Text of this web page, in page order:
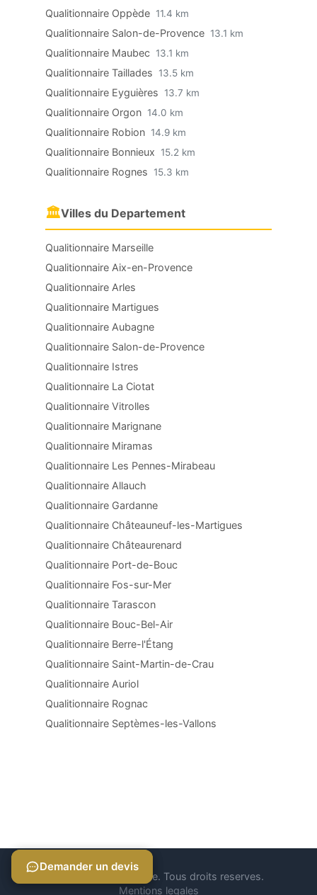
Qualitionnaire Oppède 11.4 km
Qualitionnaire Salon-de-Provence 13.1 km
Qualitionnaire Maubec 13.1 km
Qualitionnaire Taillades 13.5 km
Qualitionnaire Eyguières 13.7 km
Qualitionnaire Orgon 14.0 km
Qualitionnaire Robion 14.9 km
Qualitionnaire Bonnieux 15.2 km
Qualitionnaire Rognes 15.3 km
🏛Villes du Departement
Qualitionnaire Marseille
Qualitionnaire Aix-en-Provence
Qualitionnaire Arles
Qualitionnaire Martigues
Qualitionnaire Aubagne
Qualitionnaire Salon-de-Provence
Qualitionnaire Istres
Qualitionnaire La Ciotat
Qualitionnaire Vitrolles
Qualitionnaire Marignane
Qualitionnaire Miramas
Qualitionnaire Les Pennes-Mirabeau
Qualitionnaire Allauch
Qualitionnaire Gardanne
Qualitionnaire Châteauneuf-les-Martigues
Qualitionnaire Châteaurenard
Qualitionnaire Port-de-Bouc
Qualitionnaire Fos-sur-Mer
Qualitionnaire Tarascon
Qualitionnaire Bouc-Bel-Air
Qualitionnaire Berre-l'Étang
Qualitionnaire Saint-Martin-de-Crau
Qualitionnaire Auriol
Qualitionnaire Rognac
Qualitionnaire Septèmes-les-Vallons
© 2026 Qualitionnaire. Tous droits reserves.
Mentions legales
Demander un devis
Demander un devis